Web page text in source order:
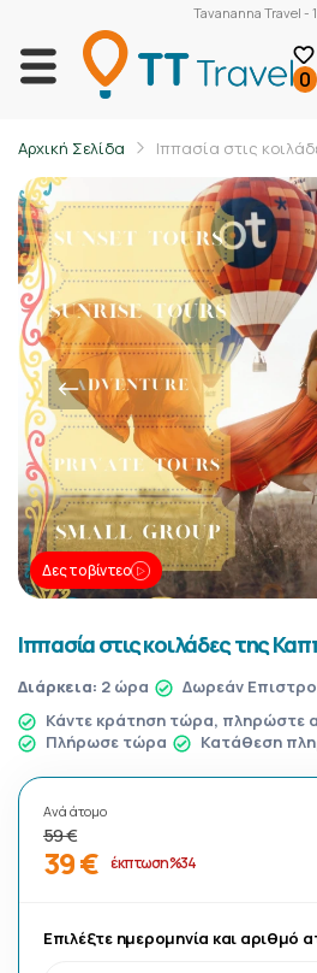
Tavananna Travel -
0
Αρχική Σελίδα Ιππασία στις
Δες το βίντεο
Ιππασία στις κοιλάδες της
Διάρκεια: 2 ώρα
Δωρεάν
Κάντε κράτηση τώρα, πληρώστε
Πλήρωσε τώρα
Κατάθεση
Ανά άτομο
59 €
39 € έκπτωση %34
Επιλέξτε ημερομηνία και αριθμό